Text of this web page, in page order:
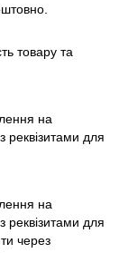
товару та
на
реквізитами для
на
реквізитами для
через